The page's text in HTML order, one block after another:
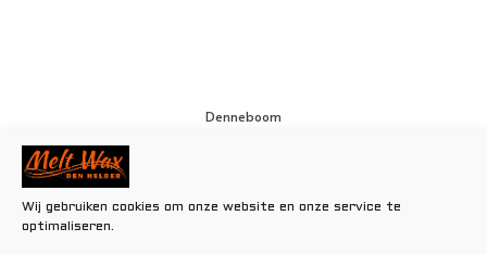
Wij gebruiken cookies om onze website en onze service te
optimaliseren.
Denneboom